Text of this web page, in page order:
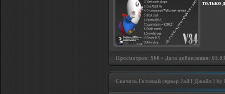
только
Просмотров: 960 • Дата добавления:
Скачать Готовый сервер Jail [ Джайл ] by